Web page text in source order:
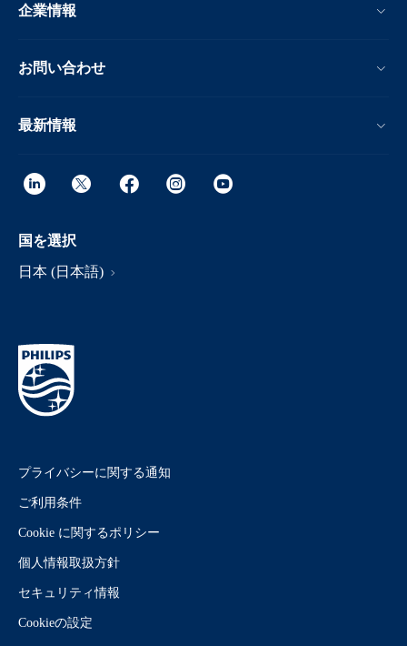
企業情報
お問い合わせ
最新情報
国を選択
日本 (日本語)
プライバシーに関する通知
ご利用条件
Cookie に関するポリシー
個人情報取扱方針
セキュリティ情報
Cookieの設定